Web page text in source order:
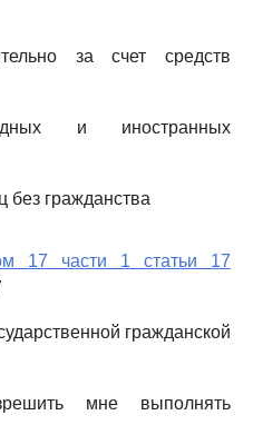
за счет средств
и иностранных
без гражданства
17 части 1 статьи 17
гражданской
мне выполнять